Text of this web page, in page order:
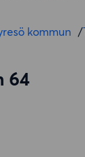
kommun /
64